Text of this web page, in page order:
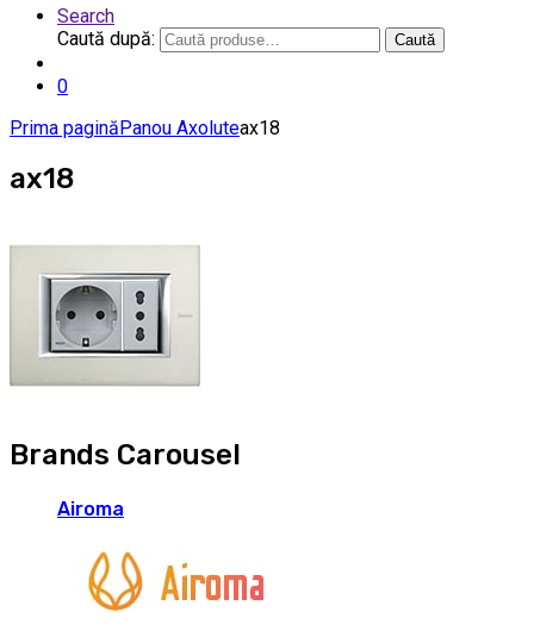
Search
Caută după:
Caută
0
Prima paginăPanou Axoluteax18
ax18
Brands Carousel
Airoma